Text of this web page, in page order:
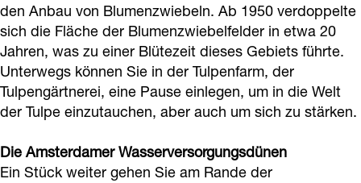
den Anbau von Blumenzwiebeln. Ab 1950 verdoppelte
sich die Fläche der Blumenzwiebelfelder in etwa 20
Jahren, was zu einer Blütezeit dieses Gebiets führte.
Unterwegs können Sie in der Tulpenfarm, der
Tulpengärtnerei, eine Pause einlegen, um in die Welt
der Tulpe einzutauchen, aber auch um sich zu stärken.
Die Amsterdamer Wasserversorgungsdünen
Ein Stück weiter gehen Sie am Rande der